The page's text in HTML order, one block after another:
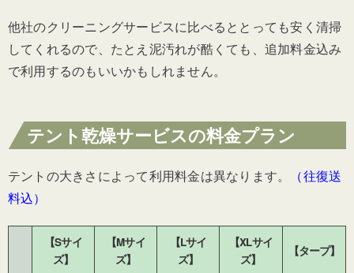
他社のクリーニングサービスに比べるととっても安く清掃
してくれるので、たとえ泥汚れが酷くても、追加料金込み
で利用するのもいいかもしれません。
テント乾燥サービスの料金プラン
テントの大きさによって利用料金は異なります。 （往復送
料込）
【Sサイ
ズ】
【Mサイ
ズ】
【Lサイ
ズ】
【XLサイ
ズ】
【タープ】